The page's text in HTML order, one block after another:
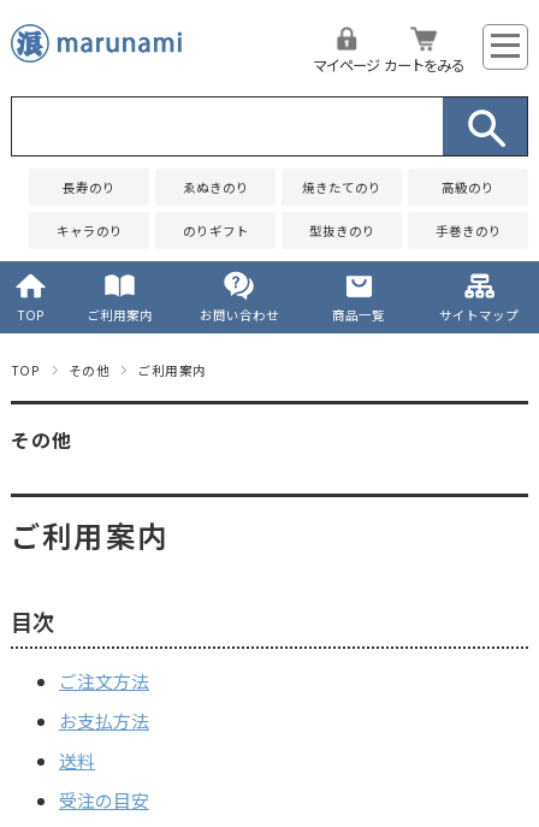
長寿のり ゑぬきのり 焼きたてのり 高級のり
キャラのり のりギフト 型抜きのり 手巻きのり
マイページ カートをみる
TOP ご利用案内 お問い合わせ 商品一覧 サイトマップ
TOP その他 ご利用案内
その他
ご利用案内
目次
ご注文方法
お支払方法
送料
受注の目安